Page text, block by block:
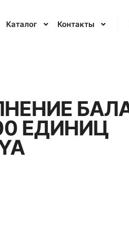
Каталог Контакты
ЕДИНИЦ